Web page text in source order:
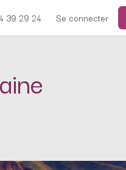
39 29 24 Se connecter